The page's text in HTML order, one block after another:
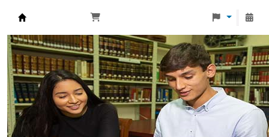
Biblioteca Universidad Monteávila